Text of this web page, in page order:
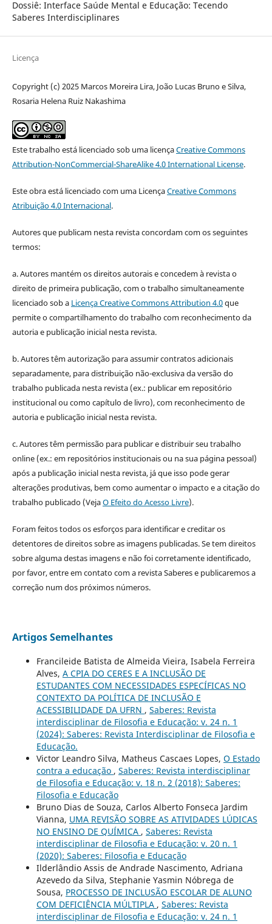
Dossiê: Interface Saúde Mental e Educação: Tecendo
Saberes Interdisciplinares
Licença
Copyright (c) 2025 Marcos Moreira Lira, João Lucas Bruno e Silva,
Rosaria Helena Ruiz Nakashima
Este trabalho está licenciado sob uma licençaCreative Commons
Attribution-NonCommercial-ShareAlike 4.0 International License.
Este obra está licenciado com uma LicençaCreative Commons
Atribuição 4.0 Internacional.
Autores que publicam nesta revista concordam com os seguintes
termos:
a. Autores mantém os direitos autorais e concedem à revista o
direito de primeira publicação, com o trabalho simultaneamente
licenciado sob a Licença Creative Commons Attribution 4.0que
permite o compartilhamento do trabalho com reconhecimento da
autoria e publicação inicial nesta revista.
b. Autores têm autorização para assumir contratos adicionais
separadamente, para distribuição não-exclusiva da versão do
trabalho publicada nesta revista (ex.: publicar em repositório
institucional ou como capítulo de livro), com reconhecimento de
autoria e publicação inicial nesta revista.
c. Autores têm permissão para publicar e distribuir seu trabalho
online (ex.: em repositórios institucionais ou na sua página pessoal)
após a publicação inicial nesta revista, já que isso pode gerar
alterações produtivas, bem como aumentar o impacto e a citação do
trabalho publicado (VejaO Efeito do Acesso Livre).
Foram feitos todos os esforços para identificar e creditar os
detentores de direitos sobre as imagens publicadas. Se tem direitos
sobre alguma destas imagens e não foi corretamente identificado,
por favor, entre em contato com a revista Saberes e publicaremos a
correção num dos próximos números.
Artigos Semelhantes
Francileide Batista de Almeida Vieira, Isabela Ferreira
Alves, A CPIA DO CERES E A INCLUSÃO DE
ESTUDANTES COM NECESSIDADES ESPECÍFICAS NO
CONTEXTO DA POLÍTICA DE INCLUSÃO E
ACESSIBILIDADE DA UFRN , Saberes: Revista
interdisciplinar de Filosofia e Educação: v. 24 n. 1
(2024): Saberes: Revista Interdisciplinar de Filosofia e
Educação.
Victor Leandro Silva, Matheus Cascaes Lopes, O Estado
contra a educação , Saberes: Revista interdisciplinar
de Filosofia e Educação: v. 18 n. 2 (2018): Saberes:
Filosofia e Educação
Bruno Dias de Souza, Carlos Alberto Fonseca Jardim
Vianna, UMA REVISÃO SOBRE AS ATIVIDADES LÚDICAS
NO ENSINO DE QUÍMICA , Saberes: Revista
interdisciplinar de Filosofia e Educação: v. 20 n. 1
(2020): Saberes: Filosofia e Educação
Ilderlândio Assis de Andrade Nascimento, Adriana
Azevedo da Silva, Stephanie Yasmin Nóbrega de
Sousa, PROCESSO DE INCLUSÃO ESCOLAR DE ALUNO
COM DEFICIÊNCIA MÚLTIPLA , Saberes: Revista
interdisciplinar de Filosofia e Educação: v. 24 n. 1